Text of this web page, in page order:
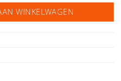
WINKELWAGEN